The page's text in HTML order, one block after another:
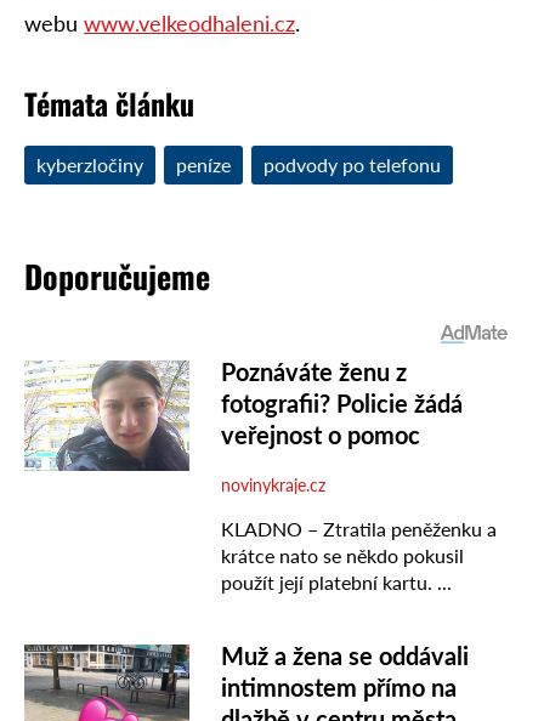
webu www.velkeodhaleni.cz.
Témata článku
kyberzločiny peníze podvody po telefonu
Doporučujeme